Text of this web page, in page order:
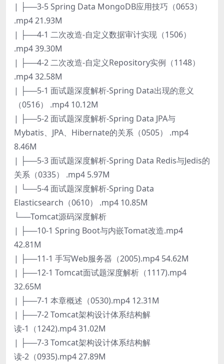
| ├──3-5 Spring Data MongoDB应用技巧（0653）
.mp4 21.93M
| ├──4-1 二次改造-自定义数据审计实现（1506）
.mp4 39.30M
| ├──4-2 二次改造-自定义Repository实例（1148）
.mp4 32.58M
| ├──5-1 面试题深度解析-Spring Data出现的意义
（0516） .mp4 10.12M
| ├──5-2 面试题深度解析-Spring Data JPA与
Mybatis、JPA、Hibernate的关系（0505） .mp4
8.46M
| ├──5-3 面试题深度解析-Spring Data Redis与Jedis的
关系（0335） .mp4 5.97M
| └──5-4 面试题深度解析-Spring Data
Elasticsearch（0610） .mp4 10.85M
└──Tomcat源码深度解析
| ├──10-1 Spring Boot与内嵌Tomat改造.mp4
42.81M
| ├──11-1 手写Web服务器（2005).mp4 54.62M
| ├──12-1 Tomcat面试题深度解析（1117).mp4
32.65M
| ├──7-1 本章概述（0530).mp4 12.31M
| ├──7-2 Tomcat架构设计体系结构解
读-1（1242).mp4 31.02M
| ├──7-3 Tomcat架构设计体系结构解
读-2（0935).mp4 27.89M